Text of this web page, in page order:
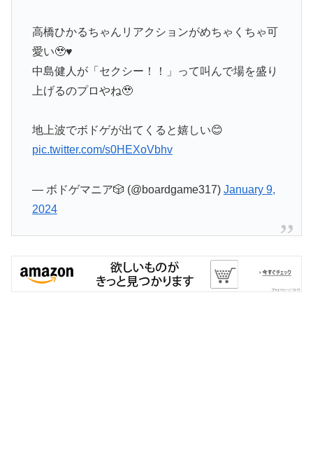
高橋ひかるちゃんリアクションがめちゃくちゃ可
愛い🥹♥
中島健人が「セクシー！！」って叫んで場を盛り
上げるのプロやね🥹
地上波でボドゲが出てくると嬉しい😊
pic.twitter.com/s0HEXoVbhv
— ボドゲマニア🎲 (@boardgame317) January 9,
2024